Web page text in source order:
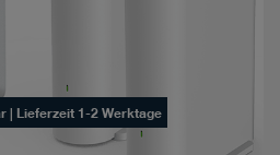
| Lieferzeit 1-2 Werktage